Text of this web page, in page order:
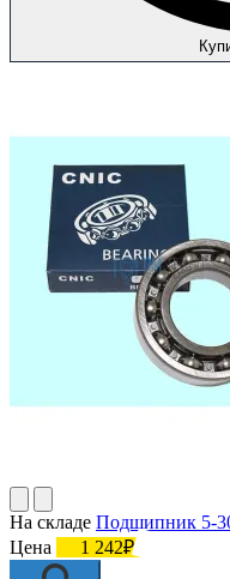
На складе Подшипник 5-
Цена
1 242₽